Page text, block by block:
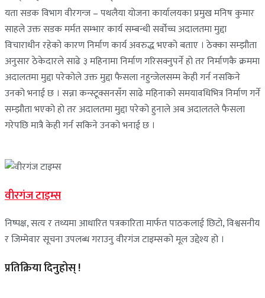
यता सडक विभाग वीरगन्ज – पथलैया योजना कार्यालयका प्रमुख मनिष कुमार
साहले उक्त सडक मर्मत सम्भार कार्य सम्बन्धी सर्वोच्च अदालतमा मुद्दा
विचाराधीन रहेको कारण निर्माण कार्य अवरुद्ध भएको बताए । ठेक्का सम्झौता
अनुसार ठेकेदारले साढे ३ महिनामा निर्माण गरिसक्नुपर्ने हो तर निर्माणकै क्रममा
अदालतमा मुद्दा परेकोले उक्त मुद्दा फैसला नहुन्जेलसम्म केही गर्न नसकिने
उनको भनाई छ । सन्ना कन्स्टूक्सनसँग साढे महिनाको समयावधिभित्र निर्माण गर्ने
सम्झौता भएको हो तर अदालतमा मुद्दा परेको हुनाले अब अदालतले फैसला
गरेपछि मात्रै केही गर्न सकिने उनको भनाई छ ।
वीरगंज टाइम्स
निष्पक्ष, सत्य र तथ्यमा आधारित पत्रकारिता मार्फत पाठकलाई छिटो, विश्वसनीय
र जिम्मेवार सूचना उपलब्ध गराउनु वीरगंज टाइम्सको मूल उद्देश्य हो ।
प्रतिक्रिया दिनुहोस् !